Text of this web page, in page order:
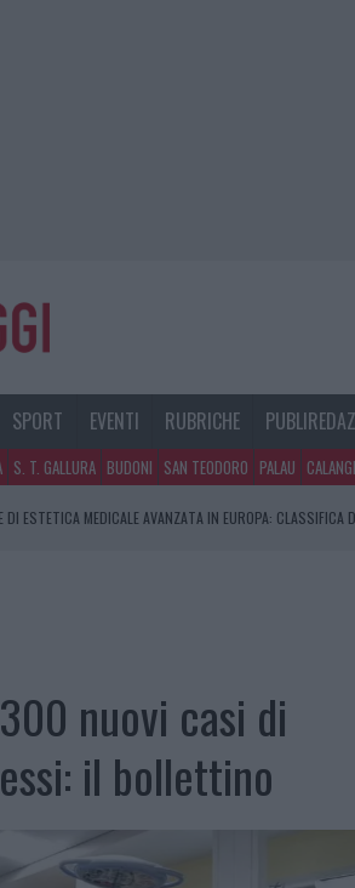
SPORT EVENTI RUBRICHE
S. T. GALLURA BUDONI SAN TEODORO PALAU
DI ESTETICA MEDICALE AVANZATA IN EUROPA: CLASSIFICA
SEQUESTRATI CAVIALE E SABBIA RUBATA
nuovi casi di
il bollettino